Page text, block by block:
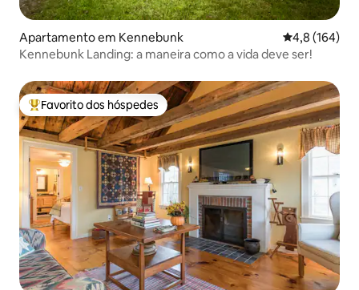
Apartamento em Kennebunk Classificação
4,8 (164)
Kennebunk Landing: a maneira como a vida deve ser!
Favoritos dos hóspedes mais apreciados
Favorito dos hóspedes